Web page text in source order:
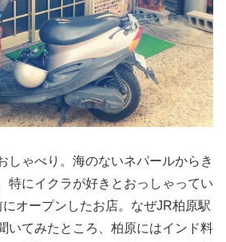
しゃべり。海のないネパールからき
特にイクラが好きとおっしゃってい
オープンしたお店。なぜJR柏原駅
いてみたところ、柏原にはインド料